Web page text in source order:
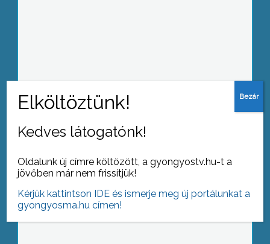
évzáró táncgáláját a jászárokszállási
Fortuna Tánc Sport Egyesület
Kedves látogatónk!
Oldalunk új címre költözött, a gyongyostv.hu-t a
jövőben már nem frissítjük!
Kérjük kattintson IDE és ismerje meg új portálunkat a
gyongyosma.hu címen!